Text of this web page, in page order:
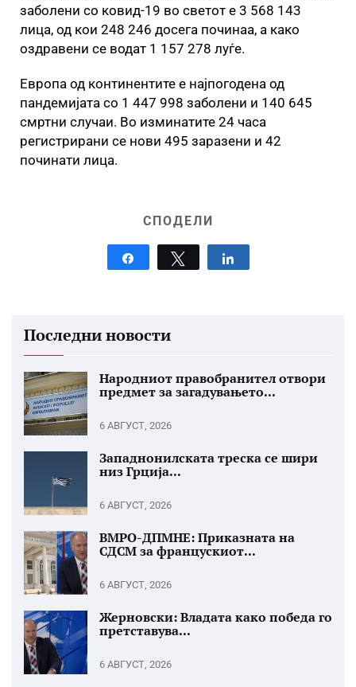
заболени со ковид-19 во светот е 3 568 143
лица, од кои 248 246 досега починаа, а како
оздравени се водат 1 157 278 луѓе.
Европа од континентите е најпогодена од
пандемијата со 1 447 998 заболени и 140 645
смртни случаи. Во изминатите 24 часа
регистрирани се нови 495 заразени и 42
починати лица.
СПОДЕЛИ
Tweet
Последни новости
Народниот правобранител отвори
предмет за загадувањето...
6 АВГУСТ, 2026
Западнонилската треска се шири
низ Грција...
6 АВГУСТ, 2026
ВМРО-ДПМНЕ: Приказната на
СДСМ за францускиот...
6 АВГУСТ, 2026
Жерновски: Владата како победа го
претставува...
6 АВГУСТ, 2026